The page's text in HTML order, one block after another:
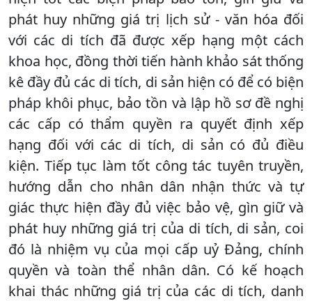
phát huy những giá trị lịch sử - văn hóa đối
với các di tích đã được xếp hạng một cách
khoa học, đồng thời tiến hành khảo sát thống
kê đầy đủ các di tích, di sản hiện có để có biện
pháp khôi phục, bảo tồn và lập hồ sơ đề nghị
các cấp có thẩm quyền ra quyết định xếp
hạng đối với các di tích, di sản có đủ điều
kiện. Tiếp tục làm tốt công tác tuyên truyền,
hướng dẫn cho nhân dân nhận thức và tự
giác thực hiện đầy đủ việc bảo vệ, gìn giữ và
phát huy những giá trị của di tích, di sản, coi
đó là nhiệm vụ của mọi cấp uỷ Đảng, chính
quyền và toàn thể nhân dân. Có kế hoạch
khai thác những giá trị của các di tích, danh